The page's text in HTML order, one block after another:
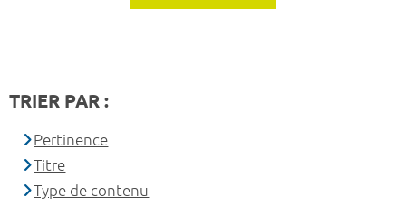
TRIER PAR :
Pertinence
Titre
Type de contenu